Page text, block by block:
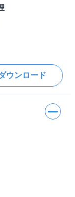
ウンロード